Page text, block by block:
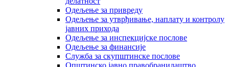
Одељење за привреду
Одељење за утврђивање, наплату и контролу
јавних прихода
Одељење за инспекцијске послове
Одељење за финансије
Служба за скупштинске послове
Општинско јавно правобранилаштво